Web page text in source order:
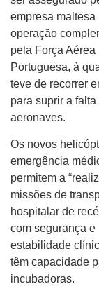
empresa maltesa
operação
pela Força Aérea
Portuguesa, à
teve de recorrer
para suprir a falta
aeronaves.
Os novos
emergência
permitem a
missões de
hospitalar de
com segurança e
estabilidade
têm capacidade
incubadoras.